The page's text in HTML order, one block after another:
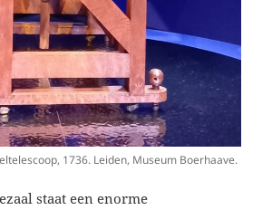
1736. Leiden, Museum Boerhaave.
staat een enorme